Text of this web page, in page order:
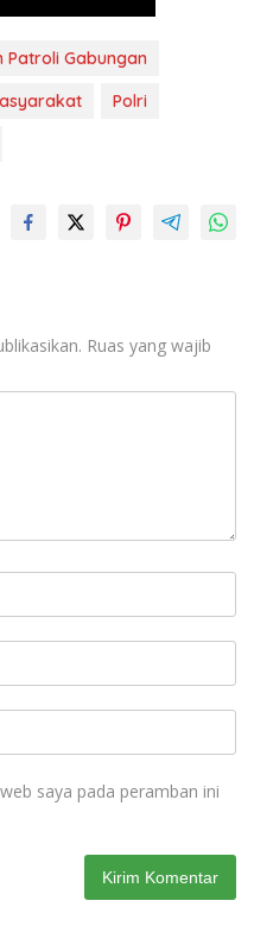
Patroli Gabungan
Polri
Ruas yang wajib
saya pada peramban ini